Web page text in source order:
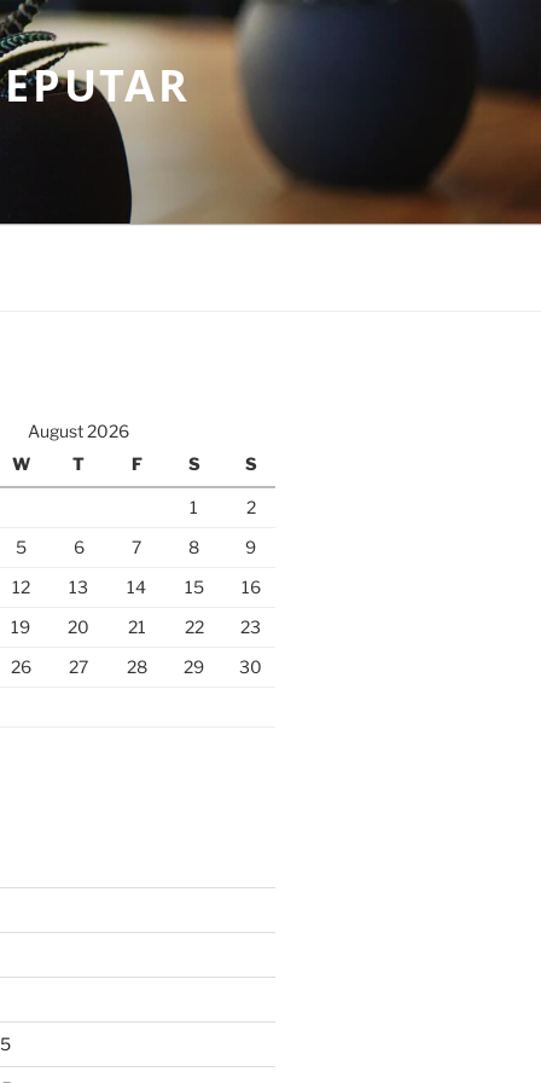
August 2026
W T F S S
1
2
5 6 7 8
9
12 13 14 15
16
19 20 21 22
23
26 27 28 29
30